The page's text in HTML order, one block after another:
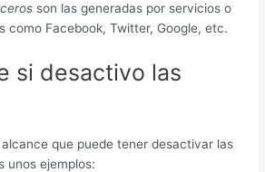
son las generadas por servicios o
como Facebook, Twitter, Google, etc.
si desactivo las
que puede tener desactivar las
unos ejemplos: